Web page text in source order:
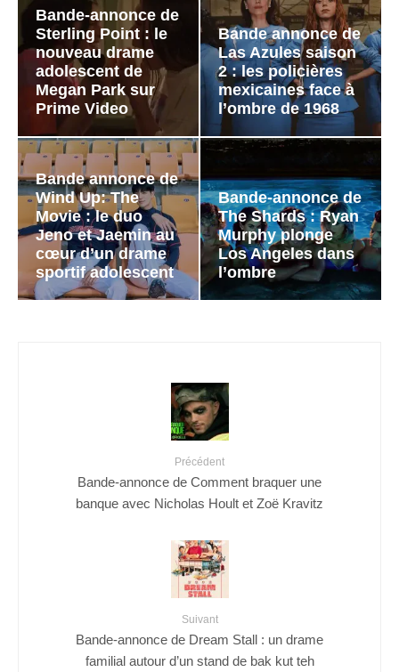
Bande-annonce de
Sterling Point : le
nouveau drame
adolescent de
Megan Park sur
Prime Video
Bande annonce de
Las Azules saison
2 : les policières
mexicaines face à
l’ombre de 1968
Bande annonce de
Wind Up: The
Movie : le duo
Jeno et Jaemin au
cœur d’un drame
sportif adolescent
Bande-annonce de
The Shards : Ryan
Murphy plonge
Los Angeles dans
l’ombre
Précédent
Bande-annonce de Comment braquer une
banque avec Nicholas Hoult et Zoë Kravitz
Suivant
Bande-annonce de Dream Stall : un drame
familial autour d’un stand de bak kut teh